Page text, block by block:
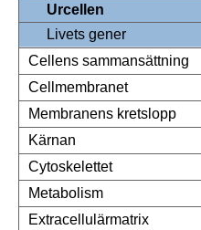
Urcellen
Livets gener
Cellens sammansättning
Cellmembranet
Membranens kretslopp
Kärnan
Cytoskelettet
Metabolism
Extracellulärmatrix